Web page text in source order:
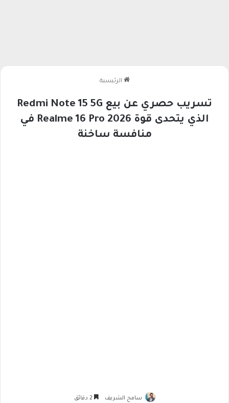
الرئيسية
تسريب حصري عن بيع Redmi Note 15 5G
الذي يتحدى قوة Realme 16 Pro 2026 في
منافسة ساخنة
سامح الشريف